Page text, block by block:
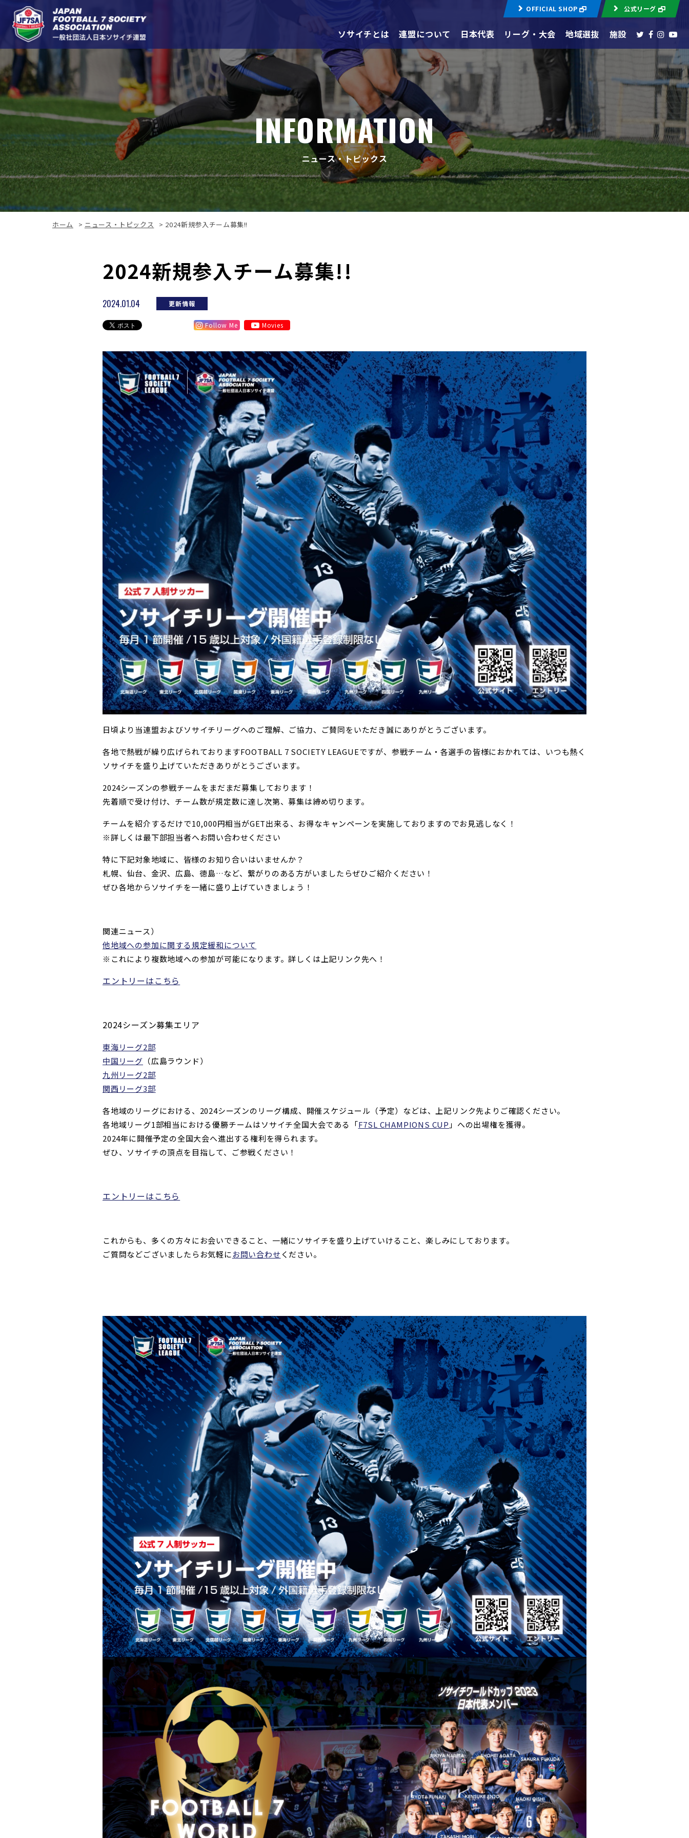
OFFICIAL SHOP 公式リーグ
ソサイチとは 連盟について 日本代表 リーグ・大会 地域選抜 施設
INFORMATION
ニュース・トピックス
ホーム > ニュース・トピックス > 2024新規参入チーム募集!!
2024新規参入チーム募集!!
2024.01.04 更新情報
Follow Me Movies
日頃より当連盟およびソサイチリーグへのご理解、ご協力、ご賛同をいただき誠にありがとうございます。
各地で熱戦が繰り広げられておりますFOOTBALL 7 SOCIETY LEAGUEですが、参戦チーム・各選手の皆様におかれては、いつも熱く
ソサイチを盛り上げていただきありがとうございます。
2024シーズンの参戦チームをまだまだ募集しております！
先着順で受け付け、チーム数が規定数に達し次第、募集は締め切ります。
チームを紹介するだけで10,000円相当がGET出来る、お得なキャンペーンを実施しておりますのでお見逃しなく！
※詳しくは最下部担当者へお問い合わせください
特に下記対象地域に、皆様のお知り合いはいませんか？
札幌、仙台、金沢、広島、徳島…など、繋がりのある方がいましたらぜひご紹介ください！
ぜひ各地からソサイチを一緒に盛り上げていきましょう！
関連ニュース）
他地域への参加に関する規定緩和について
※これにより複数地域への参加が可能になります。詳しくは上記リンク先へ！
エントリーはこちら
2024シーズン募集エリア
東海リーグ2部
中国リーグ （広島ラウンド）
九州リーグ2部
関西リーグ3部
各地域のリーグにおける、2024シーズンのリーグ構成、開催スケジュール（予定）などは、上記リンク先よりご確認ください。
各地域リーグ1部相当における優勝チームはソサイチ全国大会である「F7SL CHAMPIONS CUP 」への出場権を獲得。
2024年に開催予定の全国大会へ進出する権利を得られます。
ぜひ、ソサイチの頂点を目指して、ご参戦ください！
エントリーはこちら
これからも、多くの方々にお会いできること、一緒にソサイチを盛り上げていけること、楽しみにしております。
ご質問などございましたらお気軽にお問い合わせ ください。